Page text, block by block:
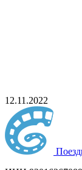
12.11.2022